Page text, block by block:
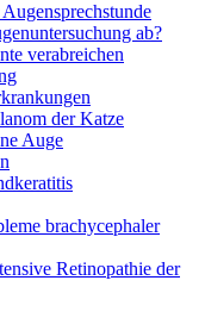
ab?
verabreichen
der Katze
Auge
brachycephaler
Retinopathie der